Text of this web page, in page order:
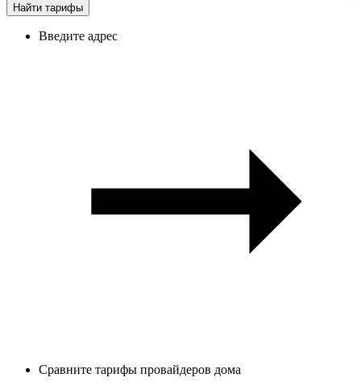
Найти тарифы
Введите адрес
Сравните тарифы провайдеров дома